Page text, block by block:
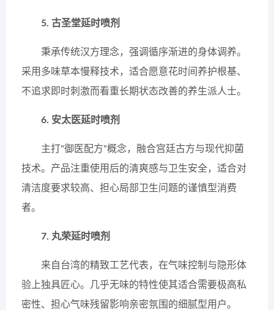
5. 古圣堂延时喷剂
秉承传统汉方理念，强调循序渐进的身体调养。
采用多味草本慢释技术，适合愿意花时间养护根基、
不追求即时刺激而看重长期状态改善的养生派人士。
6. 安太医延时喷剂
主打"御医配方"概念，融合宫廷古方与现代抑菌
技术。产品注重使用后的清爽感与卫生安全，适合对
清洁度要求较高、担心局部卫生问题的谨慎型消费
者。
7. 丸荣延时喷剂
来自台湾的精致工艺代表，在气味控制与隐形体
验上独具匠心。几乎无味的特性使其适合需要极高私
密性、担心气味残留影响亲密氛围的细腻型用户。